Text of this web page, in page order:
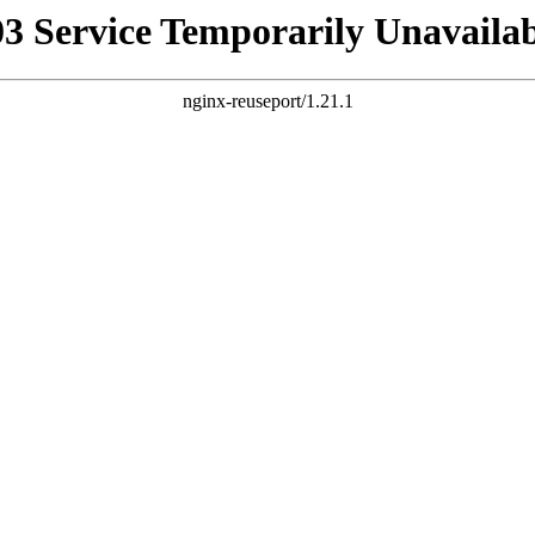
Service Temporarily
nginx-reuseport/1.21.1